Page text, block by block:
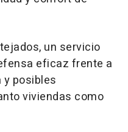
un servicio
eficaz frente a
posibles
viviendas como